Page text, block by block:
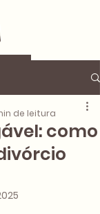
como
de leitura
5 estrelas.